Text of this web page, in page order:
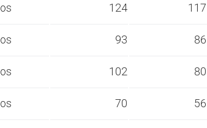
124 117
93 86
102 80
70 56